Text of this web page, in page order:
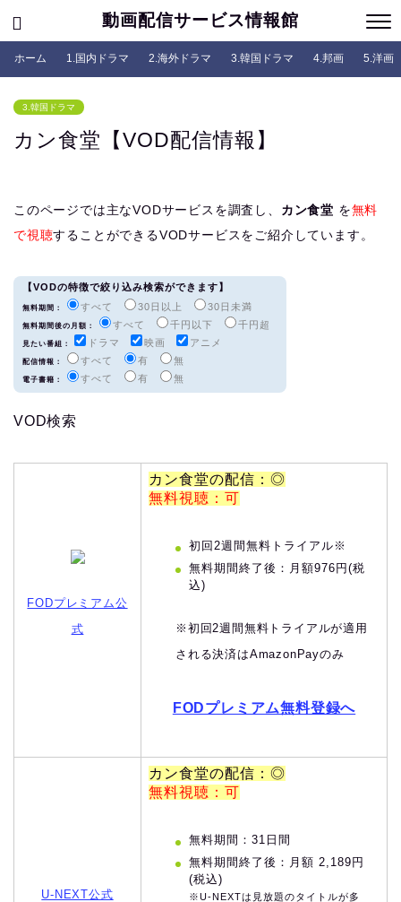
動画配信サービス情報館
ホーム 1.国内ドラマ 2.海外ドラマ 3.韓国ドラマ 4.邦画 5.洋画
3.韓国ドラマ
カン食堂【VOD配信情報】
このページでは主なVODサービスを調査し、 カン食堂 を無料
で視聴することができるVODサービスをご紹介しています。
【VODの特徴で絞り込み検索ができます】
無料期間： すべて 30日以上 30日未満
無料期間後の月額： すべて 千円以下 千円超
見たい番組： ドラマ 映画 アニメ
配信情報： すべて 有 無
電子書籍： すべて 有 無
VOD検索
FODプレミアム公
式
カン食堂の配信：◎
無料視聴：可
初回2週間無料トライアル※
無料期間終了後：月額976円(税
込)
※初回2週間無料トライアルが適用
される決済はAmazonPayのみ
FODプレミアム無料登録へ
U-NEXT公式
カン食堂の配信：◎
無料視聴：可
無料期間：31日間
無料期間終了後：月額 2,189円
(税込)
※U-NEXTは見放題のタイトルが多